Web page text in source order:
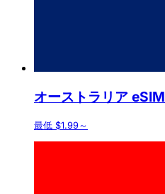
オーストラリア eSIM
最低 $1.99～